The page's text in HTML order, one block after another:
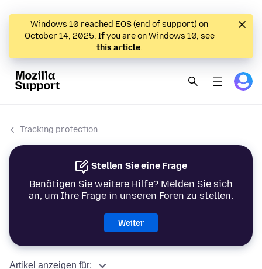
Windows 10 reached EOS (end of support) on
October 14, 2025. If you are on Windows 10, see
this article.
Tracking protection
Stellen Sie eine Frage
Benötigen Sie weitere Hilfe? Melden Sie sich
an, um Ihre Frage in unseren Foren zu stellen.
Weiter
Artikel anzeigen für: